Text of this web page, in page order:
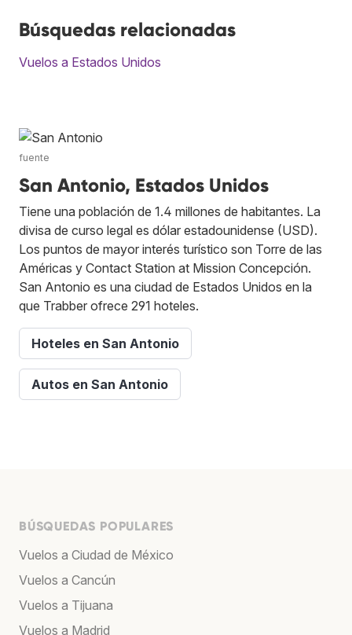
Búsquedas relacionadas
Vuelos a Estados Unidos
fuente
San Antonio, Estados Unidos
Tiene una población de 1.4 millones de habitantes. La
divisa de curso legal es dólar estadounidense (USD).
Los puntos de mayor interés turístico son Torre de las
Américas y Contact Station at Mission Concepción.
San Antonio es una ciudad de Estados Unidos en la
que Trabber ofrece 291 hoteles.
Hoteles en San Antonio
Autos en San Antonio
BÚSQUEDAS POPULARES
Vuelos a Ciudad de México
Vuelos a Cancún
Vuelos a Tijuana
Vuelos a Madrid